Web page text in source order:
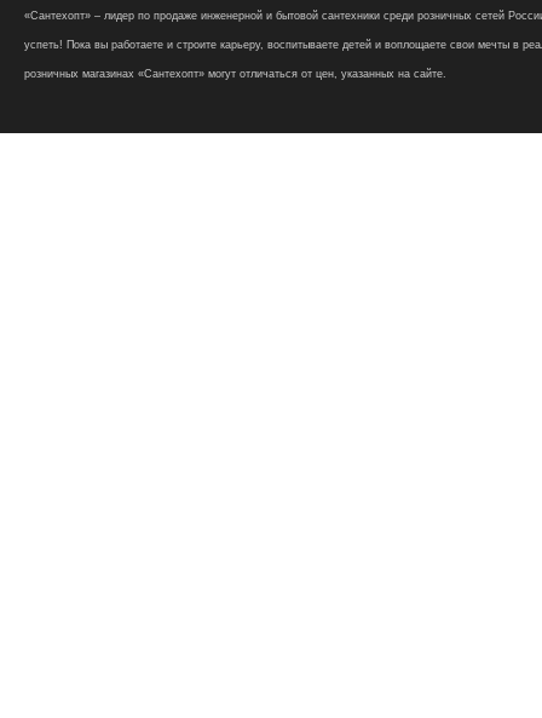
«Сантехопт» – лидер по продаже инженерной и бытовой сантехники среди розничных сетей
успеть! Пока вы работаете и строите карьеру, воспитываете детей и воплощаете свои мечты в
розничных магазинах «Сантехопт» могут отличаться от цен, указанных на сайте.